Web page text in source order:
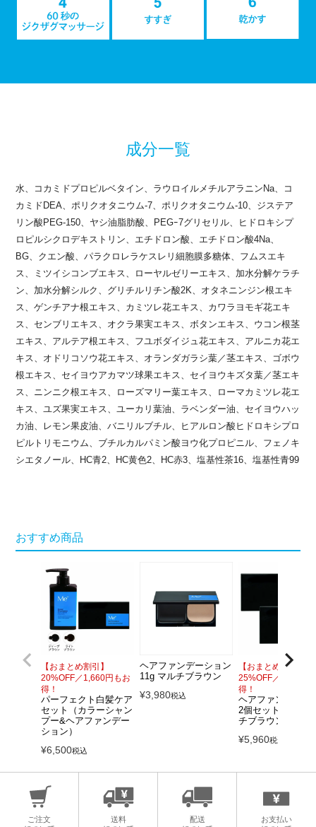
成分一覧
水、コカミドプロピルベタイン、ラウロイルメチルアラニンNa、コ
カミドDEA、ポリクオタニウム-7、ポリクオタニウム-10、ジステア
リン酸PEG-150、ヤシ油脂肪酸、PEGｰ7グリセリル、ヒドロキシプ
ロピルシクロデキストリン、エチドロン酸、エチドロン酸4Na、
BG、クエン酸、パラクロレラケスレリ細胞膜多糖体、フムスエキ
ス、ミツイシコンブエキス、ローヤルゼリーエキス、加水分解ケラチ
ン、加水分解シルク、グリチルリチン酸2K、オタネニンジン根エキ
ス、ゲンチアナ根エキス、カミツレ花エキス、カワラヨモギ花エキ
ス、センブリエキス、オクラ果実エキス、ボタンエキス、ウコン根茎
エキス、アルテア根エキス、フユボダイジュ花エキス、アルニカ花エ
キス、オドリコソウ花エキス、オランダガラシ葉／茎エキス、ゴボウ
根エキス、セイヨウアカマツ球果エキス、セイヨウキズタ葉／茎エキ
ス、ニンニク根エキス、ローズマリー葉エキス、ローマカミツレ花エ
キス、ユズ果実エキス、ユーカリ葉油、ラベンダー油、セイヨウハッ
カ油、レモン果皮油、バニリルブチル、ヒアルロン酸ヒドロキシプロ
ピルトリモニウム、ブチルカルパミン酸ヨウ化プロピニル、フェノキ
シエタノール、HC青2、HC黄色2、HC赤3、塩基性茶16、塩基性青99
おすすめ商品
【おまとめ割引】
20%OFF／1,660円もお
得！
パーフェクト白髪ケア
セット（カラーシャン
プー&ヘアファンデー
ション）
¥6,500税込
ヘアファンデーション
11g マルチブラウン
¥3,980税込
【おまとめ割引】
25%OFF／2,000円
得！
ヘアファンデーシ
2個セット 11g×2
チブラウン
¥5,960税込
ご注文
送料
配送
お支払い